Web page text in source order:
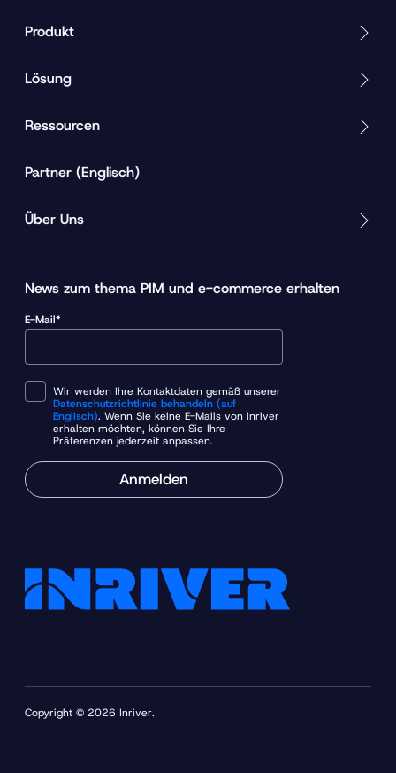
Produkt
Lösung
Ressourcen
Partner (Englisch)
Über Uns
News zum thema PIM und e-commerce erhalten
E-Mail*
Wir werden Ihre Kontaktdaten gemäß unserer
Datenschutzrichtlinie behandeln (auf
Englisch). Wenn Sie keine E-Mails von inriver
erhalten möchten, können Sie Ihre
Präferenzen jederzeit anpassen.
Anmelden
Copyright © 2026 Inriver.